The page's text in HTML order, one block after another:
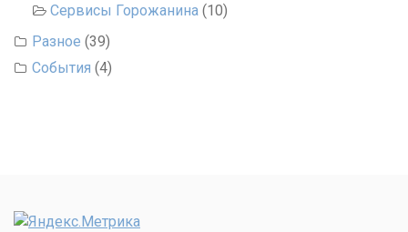
Сервисы Горожанина (10)
Разное (39)
События (4)